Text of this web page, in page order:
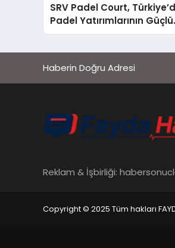
SRV Padel Court,
Padel Yatırımlarının Güçlü
Markası Olmayı
Haberin Doğru Adresi
Reklam & İşbirliği:
Copyright © 2025 Tüm hakları